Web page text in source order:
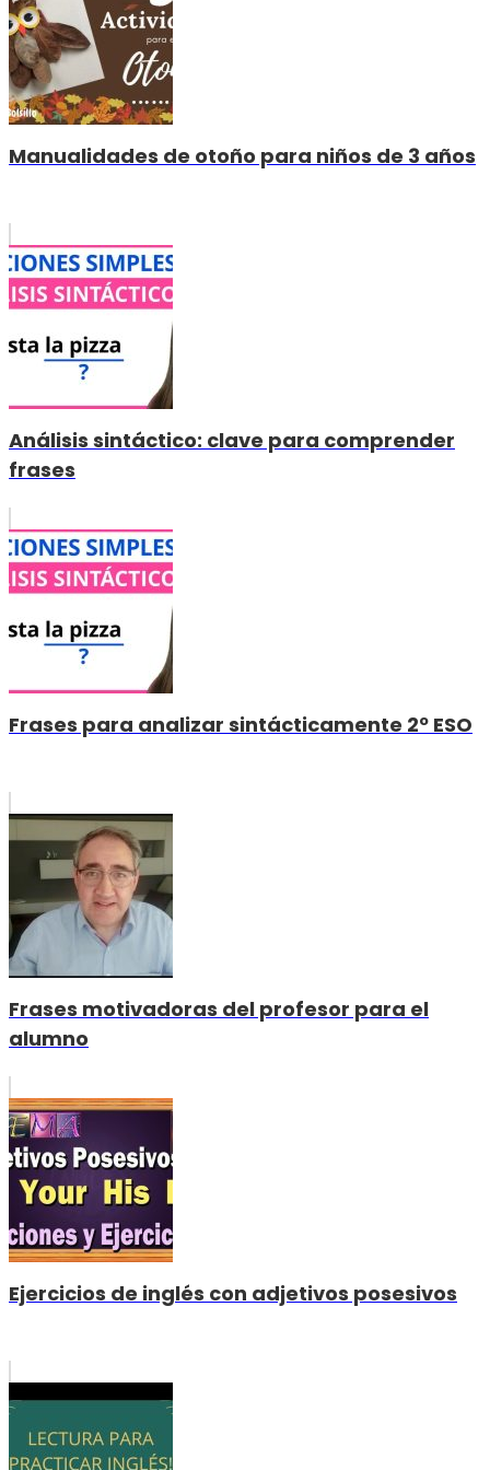
Manualidades de otoño para niños de 3 años
Análisis sintáctico: clave para comprender
frases
Frases para analizar sintácticamente 2º ESO
Frases motivadoras del profesor para el
alumno
Ejercicios de inglés con adjetivos posesivos